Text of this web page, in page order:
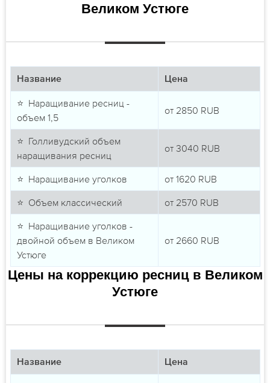
Великом Устюге
Название Цена
⭐ Наращивание ресниц -
объем 1,5
от 2850 RUB
⭐ Голливудский объем
наращивания ресниц
от 3040 RUB
⭐ Наращивание уголков от 1620 RUB
⭐ Объем классический от 2570 RUB
⭐ Наращивание уголков -
двойной объем в Великом
Устюге
от 2660 RUB
Цены на коррекцию ресниц в Великом
Устюге
Название Цена